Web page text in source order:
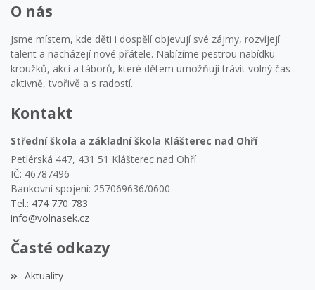
O nás
Jsme místem, kde děti i dospělí objevují své zájmy, rozvíjejí
talent a nacházejí nové přátele. Nabízíme pestrou nabídku
kroužků, akcí a táborů, které dětem umožňují trávit volný čas
aktivně, tvořivě a s radostí.
Kontakt
Střední škola a základní škola Klášterec nad Ohří
Petlérská 447, 431 51 Klášterec nad Ohří
IČ: 46787496
Bankovní spojení: 257069636/0600
Tel.: 474 770 783
info@volnasek.cz
Časté odkazy
Aktuality